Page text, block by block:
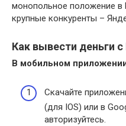
монопольное положение в
крупные конкуренты –
Как вывести деньги
В мобильном
Скачайте
(для IOS) или в
авторизуйтесь.